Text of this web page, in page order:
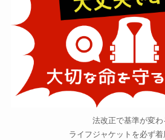
法改正で基準が変わ
ライフジャケットを必ず着